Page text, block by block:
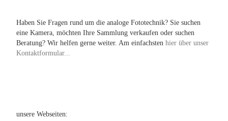
Haben Sie Fragen rund um die analoge Fototechnik? Sie suchen
eine Kamera, möchten Ihre Sammlung verkaufen oder suchen
Beratung? Wir helfen gerne weiter. Am einfachsten hier über unser
Kontaktformular...
unsere Webseiten: